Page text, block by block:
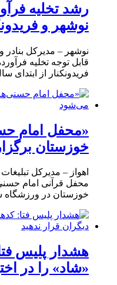
رشد تخلیه
نوشهر و
نوشهر – مدیرکل بنادر
قابل توجه تخلیه
فریدونکنار از ابتدای
«محفل امام
خوزستان
اهواز – مدیرکل
محفل قرآنی امام
خوزستان در ورزشگاه
هشدار پلیس
«شاد» را در